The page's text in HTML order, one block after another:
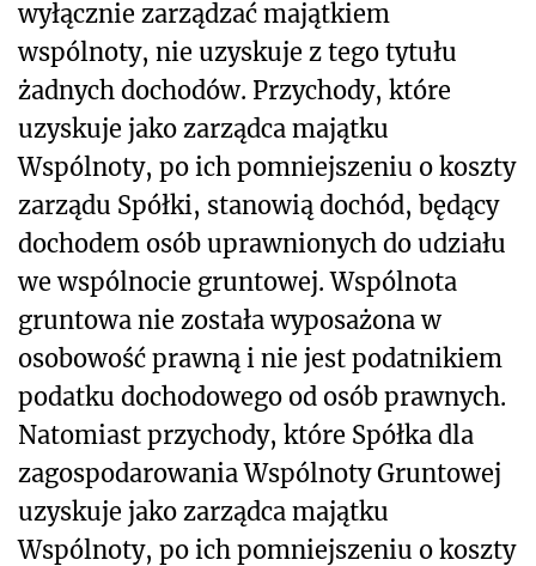
wyłącznie zarządzać majątkiem
wspólnoty, nie uzyskuje z tego tytułu
żadnych dochodów. Przychody, które
uzyskuje jako zarządca majątku
Wspólnoty, po ich pomniejszeniu o koszty
zarządu Spółki, stanowią dochód, będący
dochodem osób uprawnionych do udziału
we wspólnocie gruntowej. Wspólnota
gruntowa nie została wyposażona w
osobowość prawną i nie jest podatnikiem
podatku dochodowego od osób prawnych.
Natomiast przychody, które Spółka dla
zagospodarowania Wspólnoty Gruntowej
uzyskuje jako zarządca majątku
Wspólnoty, po ich pomniejszeniu o koszty